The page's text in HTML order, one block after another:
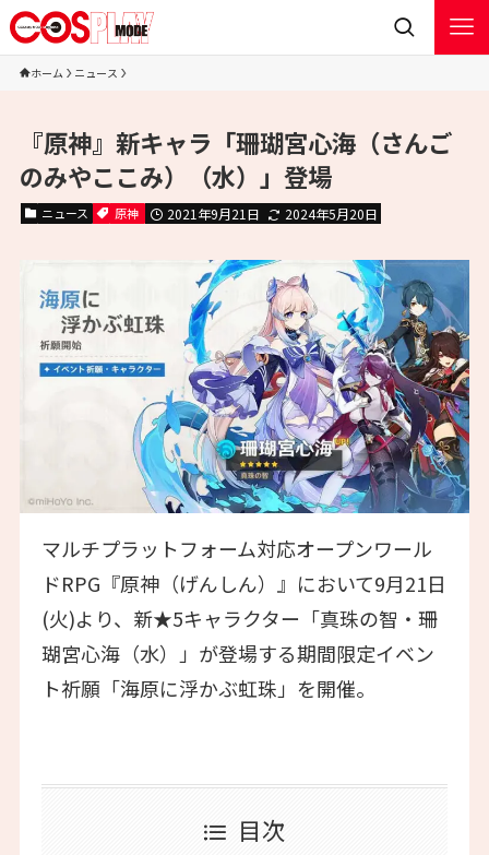
ホーム ニュース
『原神』新キャラ「珊瑚宮心海（さんご
のみやここみ）（水）」登場
ニュース 原神 2021年9月21日 2024年5月20日
マルチプラットフォーム対応オープンワール
ドRPG『原神（げんしん）』において9月21日
(火)より、新★5キャラクター「真珠の智・珊
瑚宮心海（水）」が登場する期間限定イベン
ト祈願「海原に浮かぶ虹珠」を開催。
目次